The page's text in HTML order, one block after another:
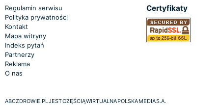
Regulamin serwisu
Polityka prywatności
Kontakt
Mapa witryny
Indeks pytań
Partnerzy
Reklama
O nas
Certyfikaty
ABCZDROWIE.PL JEST CZĘŚCIĄ WIRTUALNA POLSKA MEDIA S.A.